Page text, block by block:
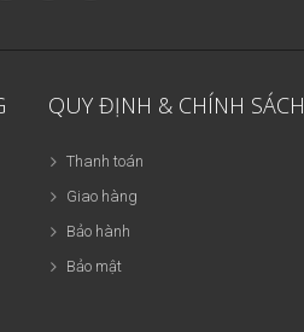
QUY ĐỊNH & CHÍNH SÁCH
Thanh toán
Giao hàng
Bảo hành
Bảo mật